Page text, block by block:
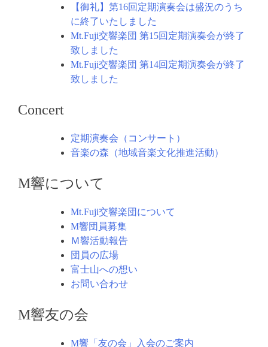
【御礼】第16回定期演奏会は盛況のうち
に終了いたしました
Mt.Fuji交響楽団 第15回定期演奏会が終了
致しました
Mt.Fuji交響楽団 第14回定期演奏会が終了
致しました
Concert
定期演奏会（コンサート）
音楽の森（地域音楽文化推進活動）
M響について
Mt.Fuji交響楽団について
M響団員募集
Ｍ響活動報告
団員の広場
富士山への想い
お問い合わせ
M響友の会
M響「友の会」入会のご案内